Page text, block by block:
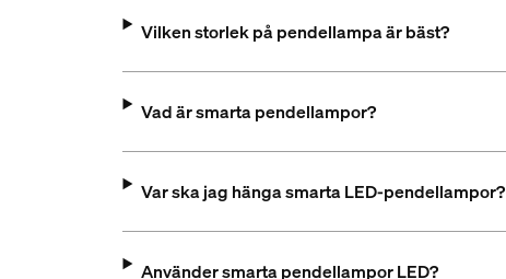
Vilken storlek på pendellampa är bäst?
Vad är smarta pendellampor?
Var ska jag hänga smarta LED-pendellampor?
Använder smarta pendellampor LED?